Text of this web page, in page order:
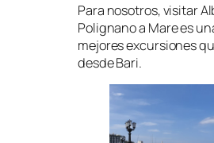
Para nosotros, visitar
Polignano a Mare es
mejores excursiones
desde Bari.